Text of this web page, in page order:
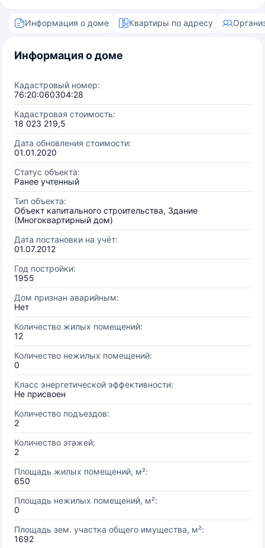
Информация о доме Квартиры по адресу
Информация о доме
Кадастровый номер:
76:20:060304:28
Кадастровая стоимость:
18 023 219,5
Дата обновления стоимости:
01.01.2020
Статус объекта:
Ранее учтенный
Тип объекта:
Объект капитального строительства, Здание
(Многоквартирный дом)
Дата постановки на учёт:
01.07.2012
Год постройки:
1955
Дом признан аварийным:
Нет
Количество жилых помещений:
12
Количество нежилых помещений:
0
Класс энергетической эффективности:
Не присвоен
Количество подъездов:
2
Количество этажей:
2
Площадь жилых помещений, м²:
650
Площадь нежилых помещений, м²:
0
Площадь зем. участка общего имущества, м²:
1692